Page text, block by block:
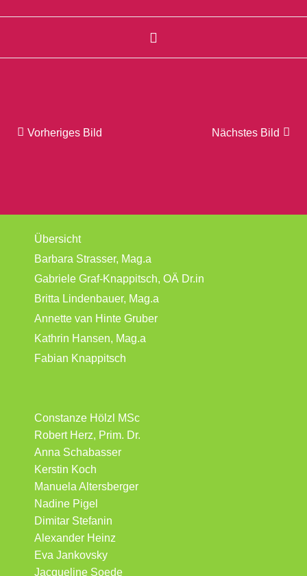
Nächstes Bild
Vorheriges Bild
Übersicht
Barbara Strasser, Mag.a
Gabriele Graf-Knappitsch, OÄ Dr.in
Britta Lindenbauer, Mag.a
Annette van Hinte Gruber
Kathrin Hansen, Mag.a
Fabian Knappitsch
Constanze Hölzl MSc
Robert Herz, Prim. Dr.
Anna Schabasser
Kerstin Koch
Manuela Altersberger
Nadine Pigel
Dimitar Stefanin
Alexander Heinz
Eva Jankovsky
Jacqueline Soede